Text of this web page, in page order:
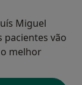
Miguel
pacientes vão
melhor